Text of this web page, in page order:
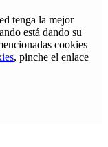
tenga la mejor
está dando su
cookies
, pinche el enlace